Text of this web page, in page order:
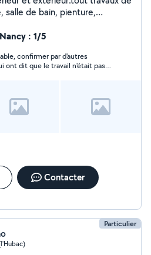
salle de bain, pienture,
: 1/5
confirmer par d'autres
ont dit que le travail n'était pas
loin d'être à la hauteur du
démarche judiciaire est en
faite escroquée
Contacter
Particulier